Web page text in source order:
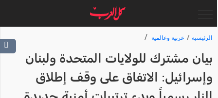
الرئيسية عربية وعالمية
بيان مشترك للولايات المتحدة ولبنان
وإسرائيل: الاتفاق على وقف إطلاق